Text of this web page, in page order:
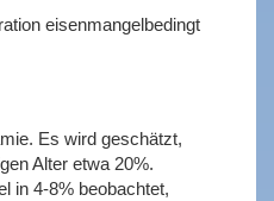
eisenmangelbedingt
Es wird geschätzt,
Alter etwa 20%.
in 4-8% beobachtet,